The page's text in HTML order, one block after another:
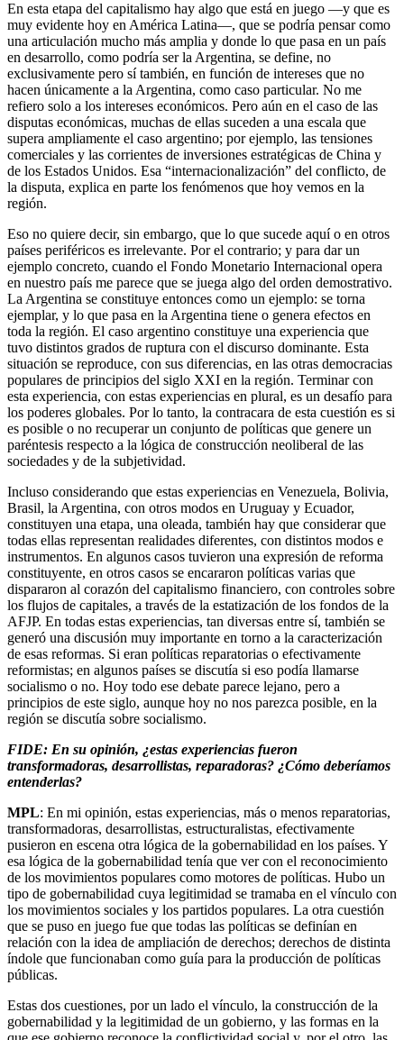
En esta etapa del capitalismo hay algo que está en juego —y que es
muy evidente hoy en América Latina—, que se podría pensar como
una articulación mucho más amplia y donde lo que pasa en un país
en desarrollo, como podría ser la Argentina, se define, no
exclusivamente pero sí también, en función de intereses que no
hacen únicamente a la Argentina, como caso particular. No me
refiero solo a los intereses económicos. Pero aún en el caso de las
disputas económicas, muchas de ellas suceden a una escala que
supera ampliamente el caso argentino; por ejemplo, las tensiones
comerciales y las corrientes de inversiones estratégicas de China y
de los Estados Unidos. Esa “internacionalización” del conflicto, de
la disputa, explica en parte los fenómenos que hoy vemos en la
región.
Eso no quiere decir, sin embargo, que lo que sucede aquí o en otros
países periféricos es irrelevante. Por el contrario; y para dar un
ejemplo concreto, cuando el Fondo Monetario Internacional opera
en nuestro país me parece que se juega algo del orden demostrativo.
La Argentina se constituye entonces como un ejemplo: se torna
ejemplar, y lo que pasa en la Argentina tiene o genera efectos en
toda la región. El caso argentino constituye una experiencia que
tuvo distintos grados de ruptura con el discurso dominante. Esta
situación se reproduce, con sus diferencias, en las otras democracias
populares de principios del siglo XXI en la región. Terminar con
esta experiencia, con estas experiencias en plural, es un desafío para
los poderes globales. Por lo tanto, la contracara de esta cuestión es si
es posible o no recuperar un conjunto de políticas que genere un
paréntesis respecto a la lógica de construcción neoliberal de las
sociedades y de la subjetividad.
Incluso considerando que estas experiencias en Venezuela, Bolivia,
Brasil, la Argentina, con otros modos en Uruguay y Ecuador,
constituyen una etapa, una oleada, también hay que considerar que
todas ellas representan realidades diferentes, con distintos modos e
instrumentos. En algunos casos tuvieron una expresión de reforma
constituyente, en otros casos se encararon políticas varias que
dispararon al corazón del capitalismo financiero, con controles sobre
los flujos de capitales, a través de la estatización de los fondos de la
AFJP. En todas estas experiencias, tan diversas entre sí, también se
generó una discusión muy importante en torno a la caracterización
de esas reformas. Si eran políticas reparatorias o efectivamente
reformistas; en algunos países se discutía si eso podía llamarse
socialismo o no. Hoy todo ese debate parece lejano, pero a
principios de este siglo, aunque hoy no nos parezca posible, en la
región se discutía sobre socialismo.
FIDE: En su opinión, ¿estas experiencias fueron
transformadoras, desarrollistas, reparadoras? ¿Cómo deberíamos
entenderlas?
MPL: En mi opinión, estas experiencias, más o menos reparatorias,
transformadoras, desarrollistas, estructuralistas, efectivamente
pusieron en escena otra lógica de la gobernabilidad en los países. Y
esa lógica de la gobernabilidad tenía que ver con el reconocimiento
de los movimientos populares como motores de políticas. Hubo un
tipo de gobernabilidad cuya legitimidad se tramaba en el vínculo con
los movimientos sociales y los partidos populares. La otra cuestión
que se puso en juego fue que todas las políticas se definían en
relación con la idea de ampliación de derechos; derechos de distinta
índole que funcionaban como guía para la producción de políticas
públicas.
Estas dos cuestiones, por un lado el vínculo, la construcción de la
gobernabilidad y la legitimidad de un gobierno, y las formas en la